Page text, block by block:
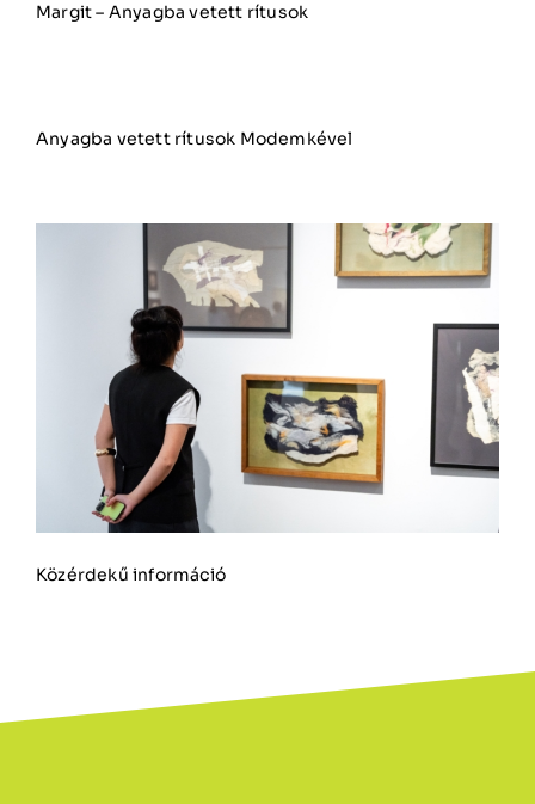
Margit – Anyagba vetett rítusok
Anyagba vetett rítusok Modemkével
Közérdekű információ